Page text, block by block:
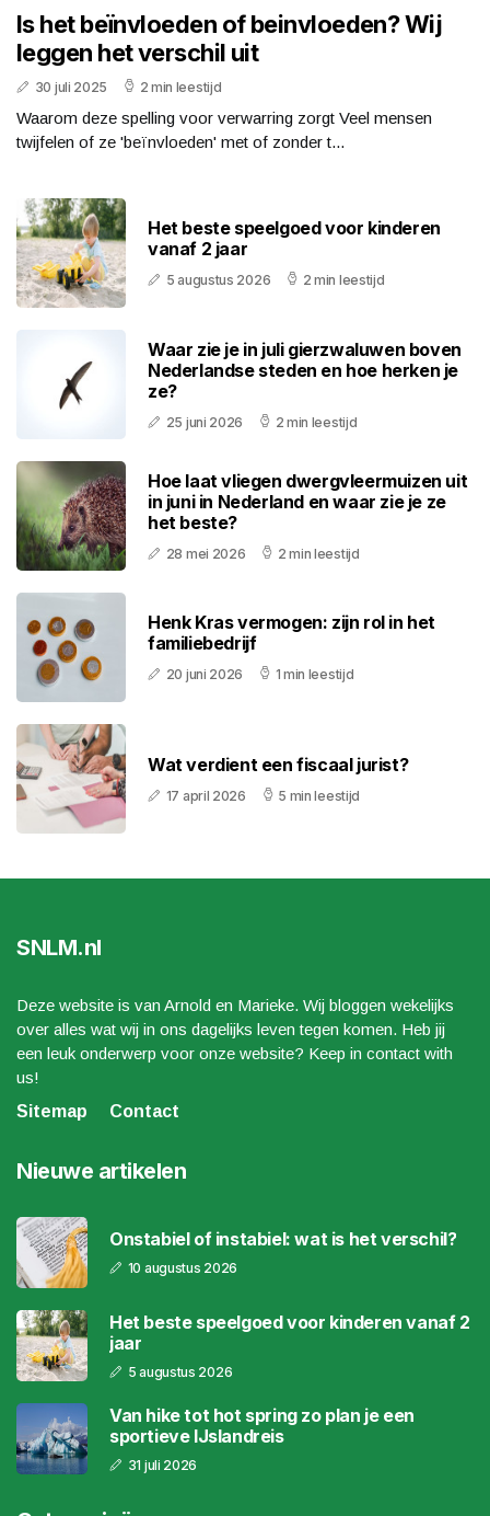
Is het beïnvloeden of beinvloeden? Wij
leggen het verschil uit
30 juli 2025 2 min leestijd
Waarom deze spelling voor verwarring zorgt Veel mensen
twijfelen of ze 'beïnvloeden' met of zonder t...
Het beste speelgoed voor kinderen
vanaf 2 jaar
5 augustus 2026 2 min leestijd
Waar zie je in juli gierzwaluwen boven
Nederlandse steden en hoe herken je
ze?
25 juni 2026 2 min leestijd
Hoe laat vliegen dwergvleermuizen uit
in juni in Nederland en waar zie je ze
het beste?
28 mei 2026 2 min leestijd
Henk Kras vermogen: zijn rol in het
familiebedrijf
20 juni 2026 1 min leestijd
Wat verdient een fiscaal jurist?
17 april 2026 5 min leestijd
SNLM.nl
Deze website is van Arnold en Marieke. Wij bloggen wekelijks
over alles wat wij in ons dagelijks leven tegen komen. Heb jij
een leuk onderwerp voor onze website? Keep in contact with
us!
Sitemap
Contact
Nieuwe artikelen
Onstabiel of instabiel: wat is het verschil?
10 augustus 2026
Het beste speelgoed voor kinderen vanaf 2
jaar
5 augustus 2026
Van hike tot hot spring zo plan je een
sportieve IJslandreis
31 juli 2026